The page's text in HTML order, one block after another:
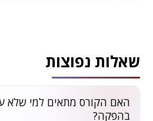
שאלות נפוצות
האם הקורס מתאים למי שלא
בהפקה?